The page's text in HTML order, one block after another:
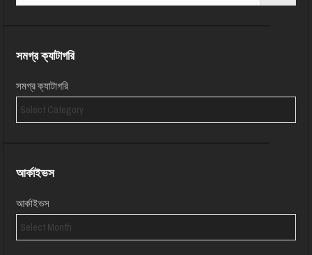
সমগ্র ক্যাটাগরি
সমগ্র ক্যাটাগরি
আর্কাইভস
আর্কাইভস